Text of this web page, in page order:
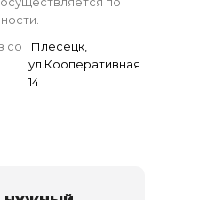
со
Плесецк,
ул.Кооперативная
14